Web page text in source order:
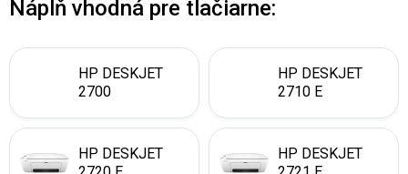
Náplň vhodná pre tlačiarne:
HP DESKJET
2700
HP DESKJET
2710 E
HP DESKJET
HP DESKJET